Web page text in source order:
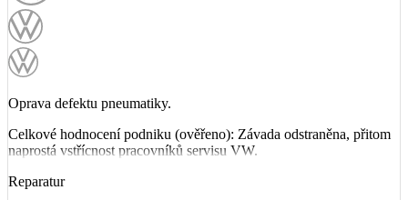
Oprava defektu pneumatiky.
Celkové hodnocení podniku (ověřeno): Závada odstraněna, přitom
naprostá vstřícnost pracovníků servisu VW.
Reparatur